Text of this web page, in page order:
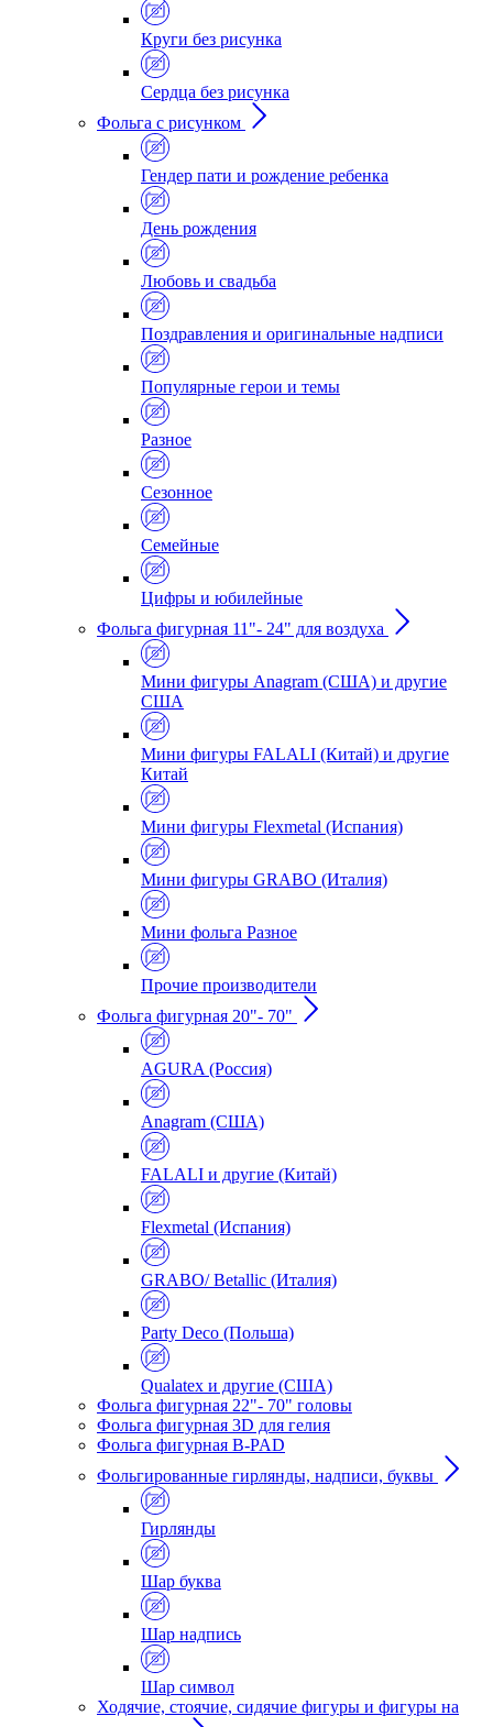
Круги без рисунка
Сердца без рисунка
Фольга с рисунком
Гендер пати и рождение ребенка
День рождения
Любовь и свадьба
Поздравления и оригинальные надписи
Популярные герои и темы
Разное
Сезонное
Семейные
Цифры и юбилейные
Фольга фигурная 11"- 24" для воздуха
Мини фигуры Anagram (США) и другие
США
Мини фигуры FALALI (Китай) и другие
Китай
Мини фигуры Flexmetal (Испания)
Мини фигуры GRABO (Италия)
Мини фольга Разное
Прочие производители
Фольга фигурная 20"- 70"
AGURA (Россия)
Anagram (США)
FALALI и другие (Китай)
Flexmetal (Испания)
GRABO/ Betallic (Италия)
Party Deco (Польша)
Qualatex и другие (США)
Фольга фигурная 22"- 70" головы
Фольга фигурная 3D для гелия
Фольга фигурная B-PAD
Фольгированные гирлянды, надписи, буквы
Гирлянды
Шар буква
Шар надпись
Шар символ
Ходячие, стоячие, сидячие фигуры и фигуры на